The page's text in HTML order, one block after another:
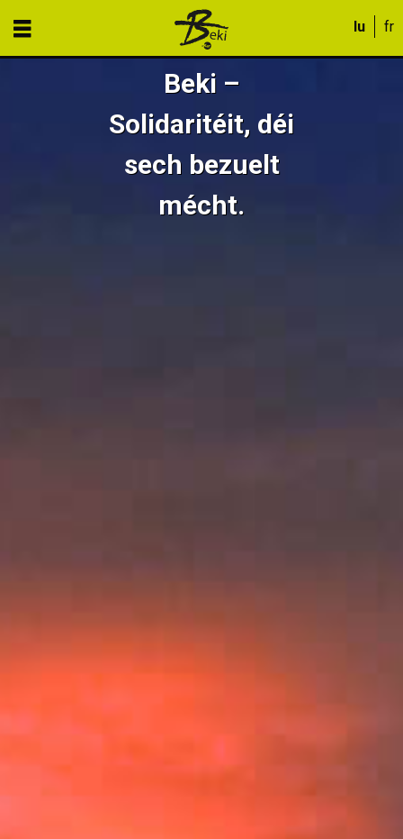
Beki –
Solidaritéit, déi
sech bezuelt
mécht.